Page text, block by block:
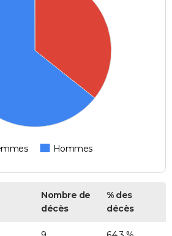
Hommes
Nombre de
décès
% des
décès